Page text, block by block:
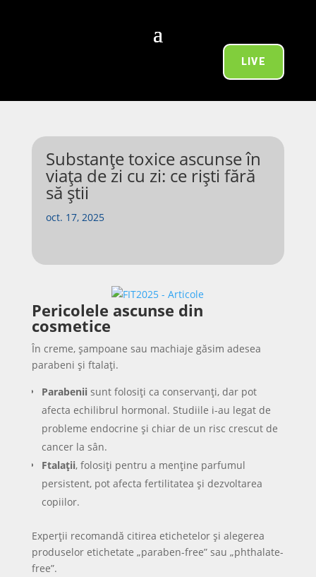
LIVE
Substanțe toxice ascunse în
viața de zi cu zi: ce riști fără
să știi
oct. 17, 2025
Pericolele ascunse din
cosmetice
În creme, șampoane sau machiaje găsim adesea
parabeni și ftalați.
Parabeniisunt folosiți ca conservanți, dar pot
afecta echilibrul hormonal. Studiile i-au legat de
probleme endocrine și chiar de un risc crescut de
cancer la sân.
Ftalații, folosiți pentru a menține parfumul
persistent, pot afecta fertilitatea și dezvoltarea
copiilor.
Experții recomandă citirea etichetelor și alegerea
produselor etichetate „paraben-free” sau „phthalate-
free”.